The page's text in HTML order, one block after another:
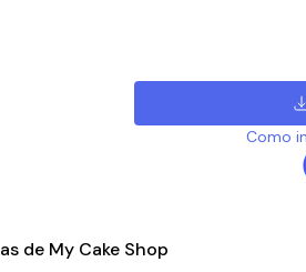
Como
de My Cake Shop